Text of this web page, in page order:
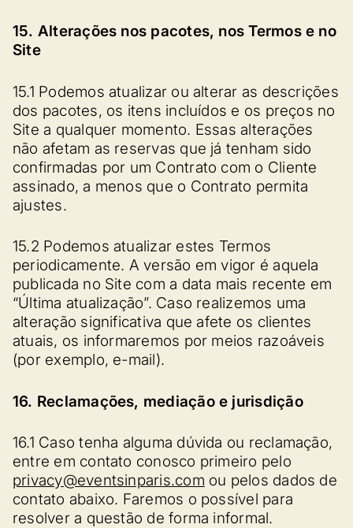
15. Alterações nos pacotes, nos Termos e no
Site
15.1 Podemos atualizar ou alterar as descrições
dos pacotes, os itens incluídos e os preços no
Site a qualquer momento. Essas alterações
não afetam as reservas que já tenham sido
confirmadas por um Contrato com o Cliente
assinado, a menos que o Contrato permita
ajustes.
15.2 Podemos atualizar estes Termos
periodicamente. A versão em vigor é aquela
publicada no Site com a data mais recente em
“Última atualização”. Caso realizemos uma
alteração significativa que afete os clientes
atuais, os informaremos por meios razoáveis
(por exemplo, e-mail).
16. Reclamações, mediação e jurisdição
16.1 Caso tenha alguma dúvida ou reclamação,
entre em contato conosco primeiro pelo
privacy@eventsinparis.com ou pelos dados de
contato abaixo. Faremos o possível para
resolver a questão de forma informal.